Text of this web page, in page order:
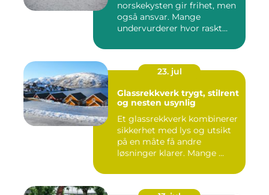
norskekysten gir frihet, men
også ansvar. Mange
undervurderer hvor raskt
23. jul
Glassrekkverk trygt, stilrent
og nesten usynlig
Et glassrekkverk kombinerer
sikkerhet med lys og utsikt
på en måte få andre
løsninger klarer. Mange ...